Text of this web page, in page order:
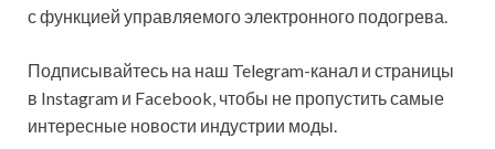
с функцией управляемого электронного подогрева.
Подписывайтесь на наш Telegram-канал и страницы
в Instagram и Facebook, чтобы не пропустить самые
интересные новости индустрии моды.